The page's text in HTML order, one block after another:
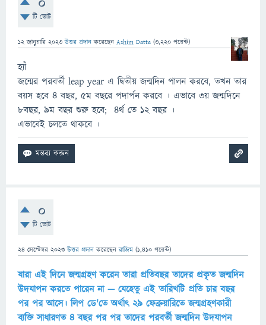
টি ভোট
12 জানুয়ারি 2023 উত্তর প্রদান করেছেন Ashim Datta (3,220 পয়েন্ট)
হ্যাঁ
জন্মের পরবর্তী leap year এ দ্বিতীয় জন্মদিন পালন করবে, তখন তার
বয়স হবে ৪ বছর, ৫ম বছরে পদার্পন করবে । এভাবে ৩য় জন্মদিনে
৮বছর, ৯ম বছর শুরু হবে; ৪র্থ তে ১২ বছর ।
এভাবেই চলতে থাকবে ।
0
টি ভোট
24 সেপ্টেম্বর 2023 উত্তর প্রদান করেছেনরাজিম (1,410 পয়েন্ট)
যারা এই দিনে জন্মগ্রহণ করেন তারা প্রতিবছর তাদের প্রকৃত জন্মদিন
উদযাপন করতে পারেন না — যেহেতু এই তারিখটি প্রতি চার বছর
পর পর আসে। লিপ ডে'তে অর্থাৎ ২৯ ফেব্রুয়ারিতে জন্মগ্রহণকারী
ব্যক্তি সাধারণত ৪ বছর পর পর তাদের পরবর্তী জন্মদিন উদযাপন